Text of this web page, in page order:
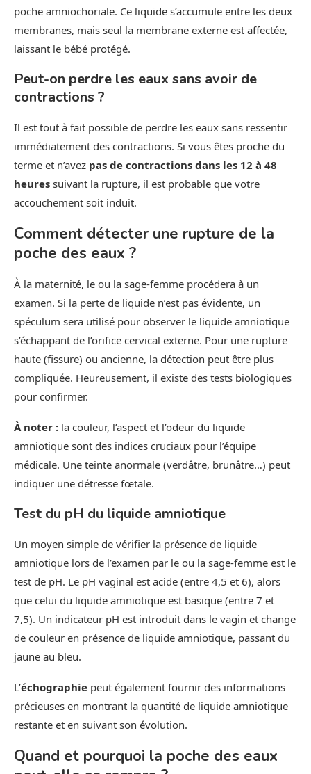
poche amniochoriale. Ce liquide s’accumule entre les deux
membranes, mais seul la membrane externe est affectée,
laissant le bébé protégé.
Peut-on perdre les eaux sans avoir de
contractions ?
Il est tout à fait possible de perdre les eaux sans ressentir
immédiatement des contractions. Si vous êtes proche du
terme et n’avez pas de contractions dans les 12 à 48
heures suivant la rupture, il est probable que votre
accouchement soit induit.
Comment détecter une rupture de la
poche des eaux ?
À la maternité, le ou la sage-femme procédera à un
examen. Si la perte de liquide n’est pas évidente, un
spéculum sera utilisé pour observer le liquide amniotique
s’échappant de l’orifice cervical externe. Pour une rupture
haute (fissure) ou ancienne, la détection peut être plus
compliquée. Heureusement, il existe des tests biologiques
pour confirmer.
À noter : la couleur, l’aspect et l’odeur du liquide
amniotique sont des indices cruciaux pour l’équipe
médicale. Une teinte anormale (verdâtre, brunâtre…) peut
indiquer une détresse fœtale.
Test du pH du liquide amniotique
Un moyen simple de vérifier la présence de liquide
amniotique lors de l’examen par le ou la sage-femme est le
test de pH. Le pH vaginal est acide (entre 4,5 et 6), alors
que celui du liquide amniotique est basique (entre 7 et
7,5). Un indicateur pH est introduit dans le vagin et change
de couleur en présence de liquide amniotique, passant du
jaune au bleu.
L’échographie peut également fournir des informations
précieuses en montrant la quantité de liquide amniotique
restante et en suivant son évolution.
Quand et pourquoi la poche des eaux